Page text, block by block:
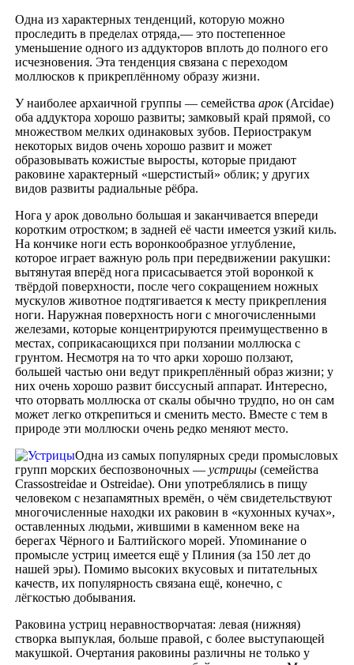
Одна из характерных тенденций, которую можно
проследить в пределах отряда,— это постепенное
уменьшение одного из аддукторов вплоть до полного его
исчезновения. Эта тенденция связана с переходом
моллюсков к прикреплённому образу жизни.
У наиболее архаичной группы — семейства арок(Arcidae)
оба аддуктора хорошо развиты; замковый край прямой, со
множеством мелких одинаковых зубов. Периостракум
некоторых видов очень хорошо развит и может
образовывать кожистые выросты, которые придают
раковине характерный «шерстистый» облик; у других
видов развиты радиальные рёбра.
Нога у арок довольно большая и заканчивается впереди
коротким отростком; в задней её части имеется узкий киль.
На кончике ноги есть воронкообразное углубление,
которое играет важную роль при передвижении ракушки:
вытянутая вперёд нога присасывается этой воронкой к
твёрдой поверхности, после чего сокращением ножных
мускулов животное подтягивается к месту прикрепления
ноги. Наружная поверхность ноги с многочисленными
железами, которые концентрируются преимущественно в
местах, соприкасающихся при ползании моллюска с
грунтом. Несмотря на то что арки хорошо ползают,
большей частью они ведут прикреплённый образ жизни; у
них очень хорошо развит биссусный аппарат. Интересно,
что оторвать моллюска от скалы обычно трудпо, но он сам
может легко открепиться и сменить место. Вместе с тем в
природе эти моллюски очень редко меняют место.
Одна из самых популярных среди промысловых
групп морских беспозвоночных — устрицы (семейства
Crassostreidae и Ostreidae). Они употреблялись в пищу
человеком с незапамятных времён, о чём свидетельствуют
многочисленные находки их раковин в «кухонных кучах»,
оставленных людьми, жившими в каменном веке на
берегах Чёрного и Балтийского морей. Упоминание о
промысле устриц имеется ещё у Плиния (за 150 лет до
нашей эры). Помимо высоких вкусовых и питательных
качеств, их популярность связана ещё, конечно, с
лёгкостью добывания.
Раковина устриц неравностворчатая: левая (нижняя)
створка выпуклая, больше правой, с более выступающей
макушкой. Очертания раковины различны не только у